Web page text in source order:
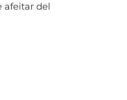
afeitar del